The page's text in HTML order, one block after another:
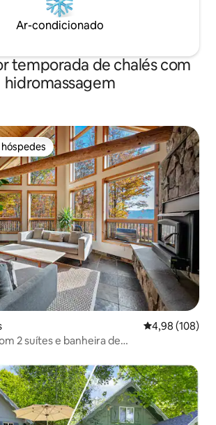
Ar-condicionado
temporada de chalés com
hidromassagem
preferidos dos hóspedes
4,98 de uma
4,98 (108)
2 suítes e banheira de